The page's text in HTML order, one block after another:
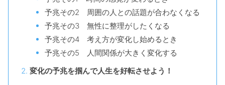
予兆その2 周囲の人との話題が合わなくなる
予兆その3 無性に整理がしたくなる
予兆その4 考え方が変化し始めるとき
予兆その5 人間関係が大きく変化する
変化の予兆を掴んで人生を好転させよう！